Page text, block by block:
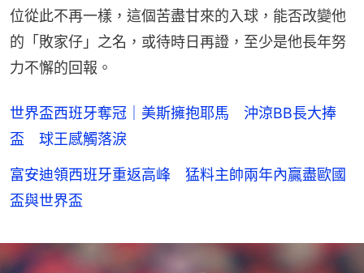
位從此不再一樣，這個苦盡甘來的入球，能否改變他
的「敗家仔」之名，或待時日再證，至少是他長年努
力不懈的回報。
世界盃西班牙奪冠｜美斯擁抱耶馬 沖涼BB長大捧
盃 球王感觸落淚
富安迪領西班牙重返高峰 猛料主帥兩年內贏盡歐國
盃與世界盃